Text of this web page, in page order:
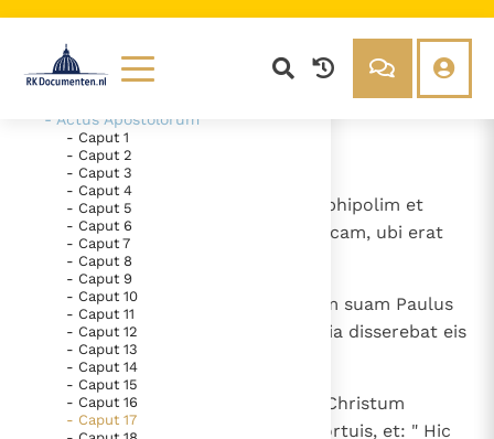
Lezen
Documenten
Thema’s
Berichten
Denzinger
Over ons
Nieuwste Documenten
5. Het gebed van de Kerk
In Christus wordt onze honger vervuld
- Evangelium Secundum
Matthaeum
- Evangelium Secundum Marcum
- Evangelium Secundum Lucam
- Actus Apostolorum
- Caput 1
- Caput 2
- Caput 3
- Caput 4
- Caput 5
- Caput 6
- Caput 7
- Caput 8
- Caput 9
- Caput 10
- Caput 11
- Caput 12
- Caput 13
- Caput 14
- Caput 15
- Caput 16
- Caput 17
- Caput 17
Cum autem perambulassent Amphipolim et
Apolloniam, venerunt Thessalonicam, ubi erat
synagoga Iudaeorum.
Secundum consuetudinem autem suam Paulus
introivit ad eos et per sabbata tria disserebat eis
de Scripturis
adaperiens et comprobans quia Christum
oportebat pati et resurgere a mortuis, et: " Hic